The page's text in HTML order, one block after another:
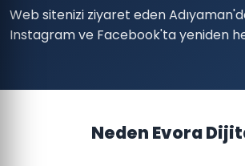
Web sitenizi ziyaret eden
Instagram ve Facebook'ta yeniden
Neden Evora